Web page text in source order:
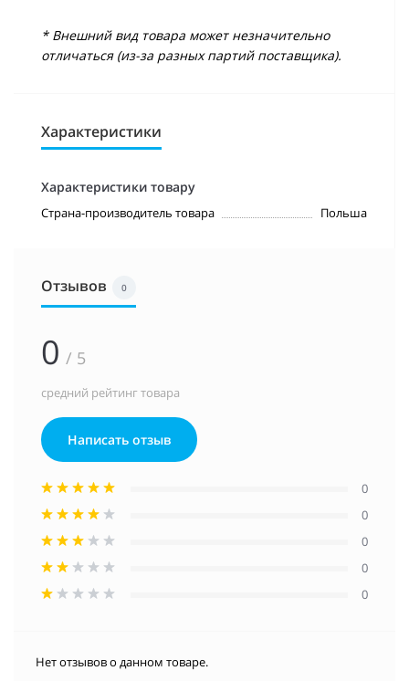
* Внешний вид товара может незначительно
отличаться (из-за разных партий поставщика).
Характеристики
Характеристики товару
Страна-производитель товара Польша
Отзывов 0
0 / 5
средний рейтинг товара
Написать отзыв
0
0
0
0
0
Нет отзывов о данном товаре.